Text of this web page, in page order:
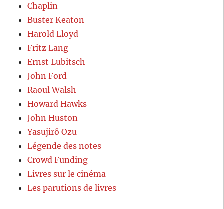
Chaplin
Buster Keaton
Harold Lloyd
Fritz Lang
Ernst Lubitsch
John Ford
Raoul Walsh
Howard Hawks
John Huston
Yasujirô Ozu
Légende des notes
Crowd Funding
Livres sur le cinéma
Les parutions de livres